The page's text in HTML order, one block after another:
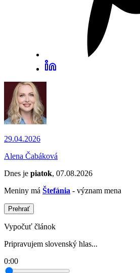
29.04.2026
Alena Čabáková
Dnes je piatok, 07.08.2026
Meniny má Štefánia - význam mena
Prehrať
Vypočuť článok
Pripravujem slovenský hlas...
0:00